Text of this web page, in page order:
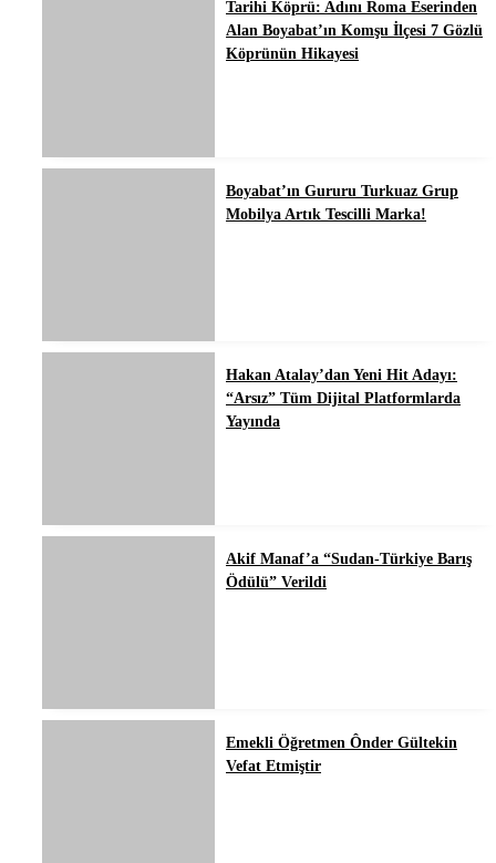
Tarihi Köprü: Adını Roma Eserinden
Alan Boyabat’ın Komşu İlçesi 7 Gözlü
Köprünün Hikayesi
Boyabat’ın Gururu Turkuaz Grup
Mobilya Artık Tescilli Marka!
Hakan Atalay’dan Yeni Hit Adayı:
“Arsız” Tüm Dijital Platformlarda
Yayında
Akif Manaf’a “Sudan-Türkiye Barış
Ödülü” Verildi
Emekli Öğretmen Ônder Gültekin
Vefat Etmiştir